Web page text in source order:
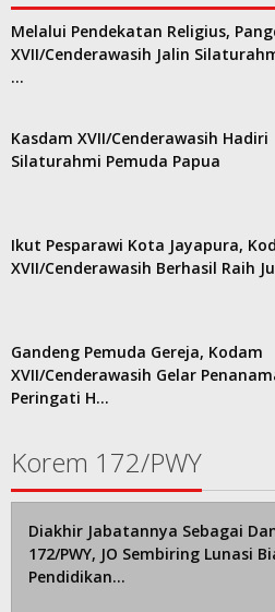
Melalui Pendekatan Religius,
XVII/Cenderawasih Jalin
…
Kasdam XVII/Cenderawasih Hadiri
Silaturahmi Pemuda Papua
Ikut Pesparawi Kota Jayapura,
XVII/Cenderawasih Berhasil Raih
Gandeng Pemuda Gereja, Kodam
XVII/Cenderawasih Gelar
Peringati H…
Korem 172/PWY
Diakhir Jabatannya Sebagai
172/PWY, JO Sembiring Lunasi
Pendidikan…